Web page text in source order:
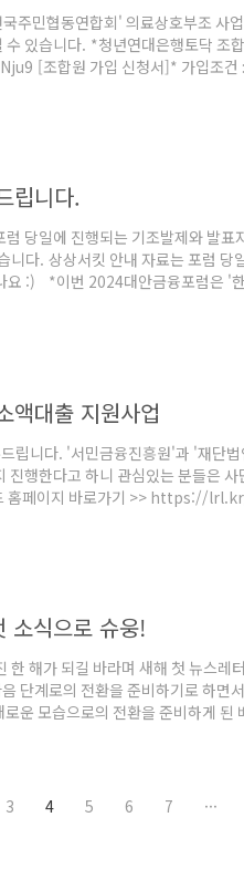
주민협동연합회' 의료상호부조 사
있습니다. *청년연대은행토닥 조
[조합원 가입 신청서]* 가입조건 :
방식 : 청년연대은행 토
립니다.
당일에 진행되는 기조발제와 발표
니다. 상상서킷 안내 자료는 포럼 당
요 :) *이번 2024대안금융포럼은 '한
적 역할과 지속 발전 가능성 - 사
액대출 지원사업
립니다. '서민금융진흥원'과 '재단법
행한다고 하니 관심있는 분들은 사
홈페이지 바로가기 >> https://
소식으로 슈웅!
해가 되길 바라며 새해 첫 뉴스레
단계로의 전환을 준비하기로 하면
운 모습으로의 전환을 준비하게 된
된 총회를 준비하는 총회준비워원
3 4 5 6 7 ···